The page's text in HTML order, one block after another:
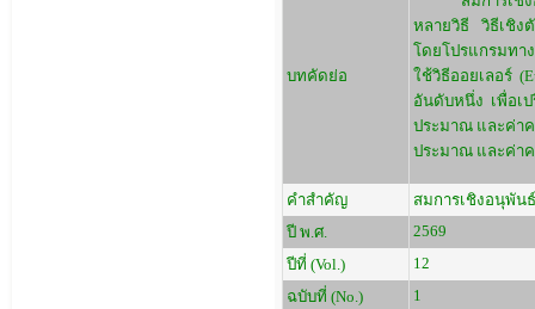
บทคัดย่อ
หลายวิธี วิธีเชิง
โดยโปรแกรมทา
ใช้วิธีออยเลอร์
อันดับหนึ่ง เพื่อเ
ประมาณ และค่าค
ประมาณ และค่า
คำสำคัญ
สมการเชิงอนุพัน
ปี พ.ศ.
2569
ปีที่ (Vol.)
12
ฉบับที่ (No.)
1